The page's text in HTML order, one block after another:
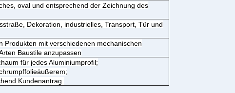
oval und entsprechend der Zeichnung des
Dekoration, industrielles, Transport, Tür und
Produkten mit verschiedenen mechanischen
Baustile anzupassen
für jedes Aluminiumprofil;
Kundenantrag.